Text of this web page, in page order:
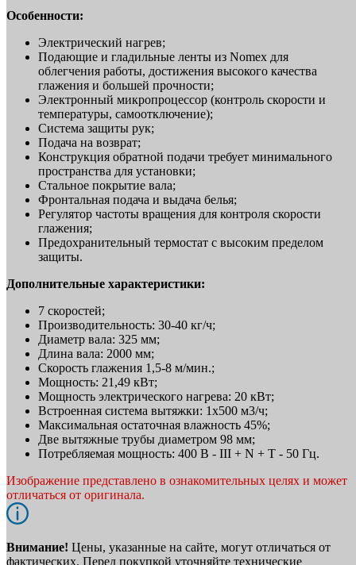
Особенности:
Электрический нагрев;
Подающие и гладильные ленты из Nomex для
облегчения работы, достижения высокого качества
глажения и большей прочности;
Электронный микропроцессор (контроль скорости и
температуры, самоотключение);
Система защиты рук;
Подача на возврат;
Конструкция обратной подачи требует минимального
пространства для установки;
Стальное покрытие вала;
Фронтальная подача и выдача белья;
Регулятор частоты вращения для контроля скорости
глажения;
Предохранительный термостат с высоким пределом
защиты.
Дополнительные характеристики:
7 скоростей;
Производительность: 30-40 кг/ч;
Диаметр вала: 325 мм;
Длина вала: 2000 мм;
Скорость глажения 1,5-8 м/мин.;
Мощность: 21,49 кВт;
Мощность электрического нагрева: 20 кВт;
Встроенная система вытяжки: 1х500 м3/ч;
Максимальная остаточная влажность 45%;
Две вытяжные трубы диаметром 98 мм;
Потребляемая мощность: 400 В - III + N + T - 50 Гц.
Изображение представлено в ознакомительных целях и может
отличаться от оригинала.
Внимание! Цены, указанные на сайте, могут отличаться от
фактических. Перед покупкой уточняйте технические